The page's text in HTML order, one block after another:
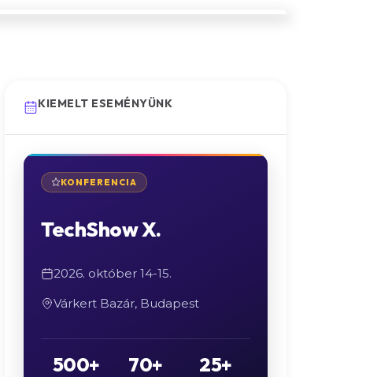
KIEMELT ESEMÉNYÜNK
KONFERENCIA
TechShow X.
2026. október 14-15.
Várkert Bazár, Budapest
500+ 70+ 25+